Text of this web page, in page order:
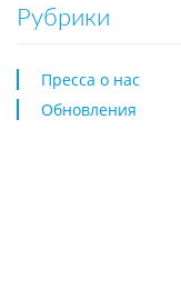
Рубрики
Пресса о нас
Обновления